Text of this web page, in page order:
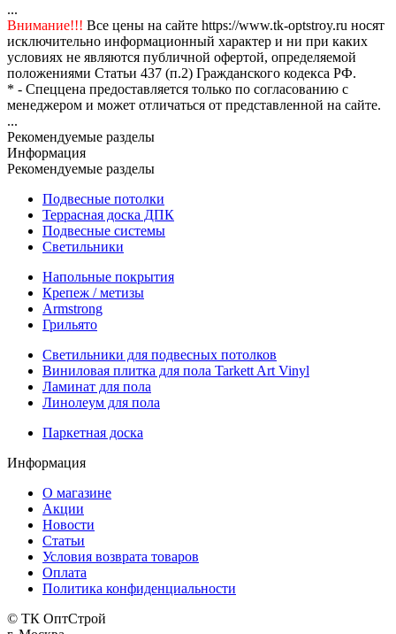
...
Внимание!!! Все цены на сайте https://www.tk-optstroy.ru носят
исключительно информационный характер и ни при каких
условиях не являются публичной офертой, определяемой
положениями Статьи 437 (п.2) Гражданского кодекса РФ.
* - Спеццена предоставляется только по согласованию с
менеджером и может отличаться от представленной на сайте.
...
Рекомендуемые разделы
Информация
Рекомендуемые разделы
Подвесные потолки
Террасная доска ДПК
Подвесные системы
Светильники
Напольные покрытия
Крепеж / метизы
Armstrong
Грильято
Светильники для подвесных потолков
Виниловая плитка для пола Tarkett Art Vinyl
Ламинат для пола
Линолеум для пола
Паркетная доска
Информация
О магазине
Акции
Новости
Статьи
Условия возврата товаров
Оплата
Политика конфиденциальности
© ТК ОптСтрой